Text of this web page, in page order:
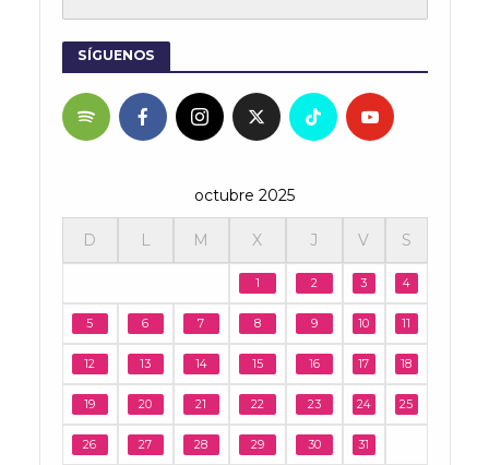
SÍGUENOS
octubre 2025
D L M X J V S
1 2 3 4
5 6 7 8 9 10 11
12 13 14 15 16 17 18
19 20 21 22 23 24 25
26 27 28 29 30 31